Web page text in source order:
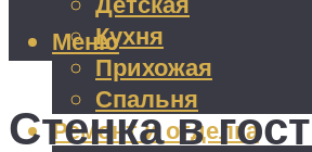
Кухня
Прихожая
Спальня
Ремонт и отделка
Меню
Стенка в